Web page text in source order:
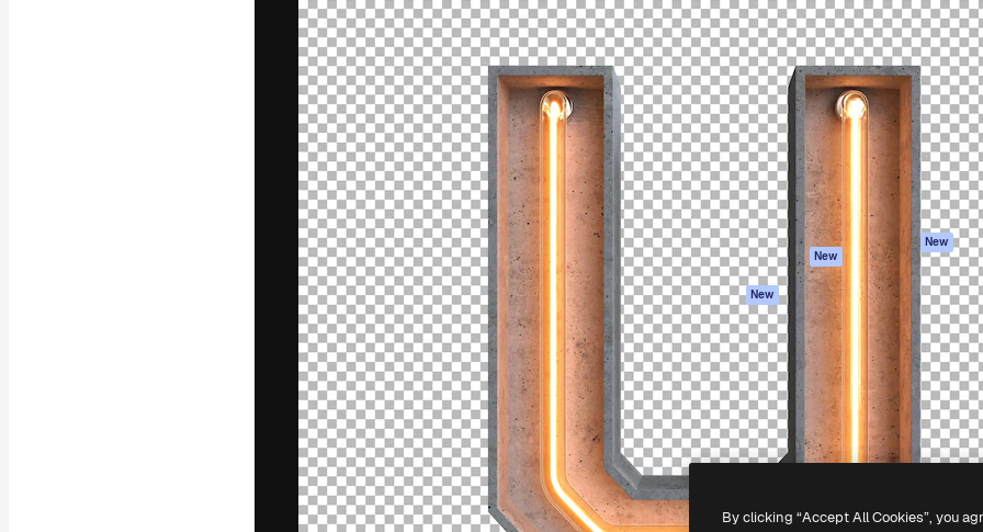
Modelos 3D
Fontes
A plataforma criativa para você direcionar
seu melhor trabalho. Mais de 1 milhão de
assinantes entre criativos, empresas,
agências e estúdios.
Português
Produtos
Spaces
Assistente de IA
Gerador de
imagens
Gerador de vídeos
Texto para voz
Conteúdo de stock
MCP para
Claude/ChatGPT
New
Agentes New
API
App móvel
Todas as
ferramentas
Começar
Academy
Documentação
Atendimento
Termos e
condições
Política de
privacidade
Originais New
Política de
Central de
confiabilidade
Afiliados
Empresas
Copyright © 2010-2026 Freepik Company S.L.U.Todos os direitos reservados.
By clicking “Accept All Cookies”, you